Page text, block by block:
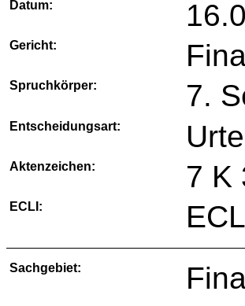
Datum:
Gericht:
Spruchkörper: 7.
Entscheidungsart:
Aktenzeichen: 7 K
ECLI:
Sachgebiet: